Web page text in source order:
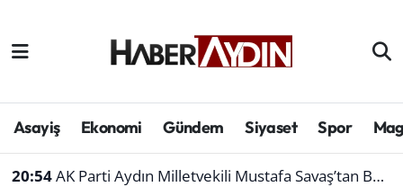
Asayiş Ekonomi Gündem Siyaset Spor
20:54AK Parti Aydın Milletvekili Mustafa Savaş’tan Bakan Yumaklı’ya ziyaret
Afyonkarahisar
Çevre
Aydın Hava Durumu
Süper Lig Puan Durumu ve Fikstür